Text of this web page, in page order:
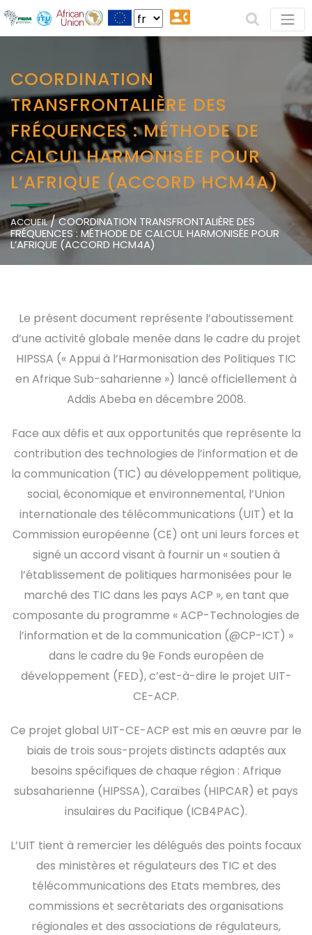
COORDINATION
TRANSFRONTALIÈRE DES
FRÉQUENCES : MÉTHODE DE
CALCUL HARMONISÉE POUR
L’AFRIQUE (ACCORD HCM4A)
ACCUEIL/COORDINATION TRANSFRONTALIÈRE DES
FRÉQUENCES : MÉTHODE DE CALCUL HARMONISÉE POUR
L’AFRIQUE (ACCORD HCM4A)
Le présent document représente l’aboutissement
d’une activité globale menée dans le cadre du projet
HIPSSA (« Appui à l’Harmonisation des Politiques TIC
en Afrique Sub-saharienne ») lancé officiellement à
Addis Abeba en décembre 2008.
Face aux défis et aux opportunités que représente la
contribution des technologies de l’information et de
la communication (TIC) au développement politique,
social, économique et environnemental, l’Union
internationale des télécommunications (UIT) et la
Commission européenne (CE) ont uni leurs forces et
signé un accord visant à fournir un « soutien à
l’établissement de politiques harmonisées pour le
marché des TIC dans les pays ACP », en tant que
composante du programme « ACP-Technologies de
l’information et de la communication (@CP-ICT) »
dans le cadre du 9e Fonds européen de
développement (FED), c’est-à-dire le projet UIT-
CE-ACP.
Ce projet global UIT-CE-ACP est mis en œuvre par le
biais de trois sous-projets distincts adaptés aux
besoins spécifiques de chaque région : Afrique
subsaharienne (HIPSSA), Caraïbes (HIPCAR) et pays
insulaires du Pacifique (ICB4PAC).
L’UIT tient à remercier les délégués des points focaux
des ministères et régulateurs des TIC et des
télécommunications des Etats membres, des
commissions et secrétariats des organisations
régionales et des associations de régulateurs,